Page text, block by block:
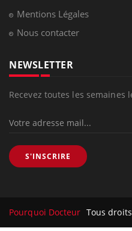
Mentions Légales
Nous contacter
NEWSLETTER
Recevez toutes les semaines
S'INSCRIRE
Pourquoi Docteur Tous